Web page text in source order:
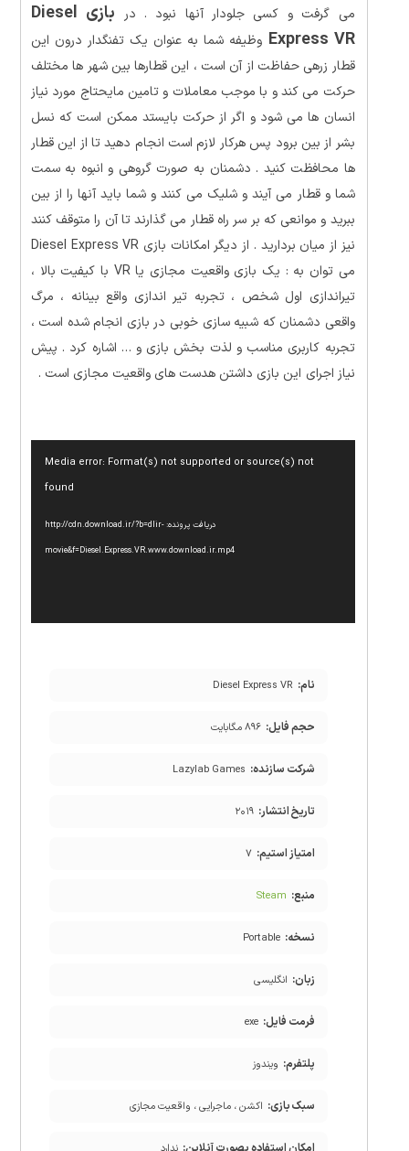
می گرفت و کسی جلودار آنها نبود . در
بازی Diesel
Express VR وظیفه شما به عنوان یک تفنگدار درون این
قطار زرهی حفاظت از آن است ، این قطارها بین شهر ها مختلف
حرکت می کند و با موجب معاملات و تامین مایحتاج مورد نیاز
انسان ها می شود و اگر از حرکت بایستد ممکن است که نسل
بشر از بین برود پس هرکار لازم است انجام دهید تا از این قطار
ها محافظت کنید . دشمنان به صورت گروهی و انبوه به سمت
شما و قطار می آیند و شلیک می کنند و شما باید آنها را از بین
ببرید و موانعی که بر سر راه قطار می گذارند تا آن را متوقف کنند
نیز از میان بردارید . از دیگر امکانات بازی Diesel Express VR
می توان به : یک بازی واقعیت مجازی یا VR با کیفیت بالا ،
تیراندازی اول شخص ، تجربه تیر اندازی واقع بینانه ، مرگ
واقعی دشمنان که شبیه سازی خوبی در بازی انجام شده است ،
تجربه کاربری مناسب و لذت بخش بازی و … اشاره کرد . پیش
نیاز اجرای این بازی داشتن هدست های واقعیت مجازی است .
Media error: Format(s) not supported or source(s) not
found
دریافت پرونده: http://cdn.download.ir/?b=dlir-
movie&f=Diesel.Express.VR.www.download.ir.mp4
نام: Diesel Express VR
حجم فایل: ۸۹۶ مگابایت
شرکت سازنده: Lazylab Games
تاریخ انتشار: ۲۰۱۹
امتیاز استیم: ۷
منبع: Steam
نسخه: Portable
زبان: انگلیسی
فرمت فایل: exe
پلتفرم: ویندوز
سبک بازی: اکشن ، ماجرایی ، واقعیت مجازی